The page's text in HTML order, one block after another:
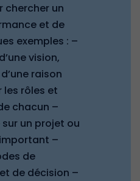
chercher un
et de
exemples : –
vision,
raison
les rôles et
chacun –
sur un projet ou
–
de
de décision –